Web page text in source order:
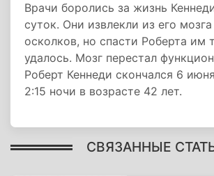
Врачи боролись за жизнь
суток. Они извлекли из его мозга
осколков, но спасти Роберта им
удалось. Мозг перестал
Роберт Кеннеди скончался 6
2:15 ночи в возрасте 42 лет.
СВЯЗАННЫЕ